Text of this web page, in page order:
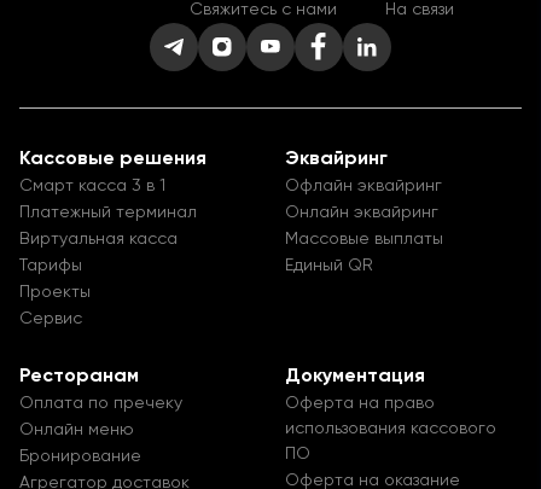
Свяжитесь с нами На связи
Кассовые решения
Смарт касса 3 в 1
Платежный терминал
Виртуальная касса
Тарифы
Проекты
Сервис
Эквайринг
Офлайн эквайринг
Онлайн эквайринг
Массовые выплаты
Единый QR
Ресторанам
Оплата по пречеку
Онлайн меню
Бронирование
Агрегатор доставок
Документация
Оферта на право
использования кассового
ПО
Оферта на оказание